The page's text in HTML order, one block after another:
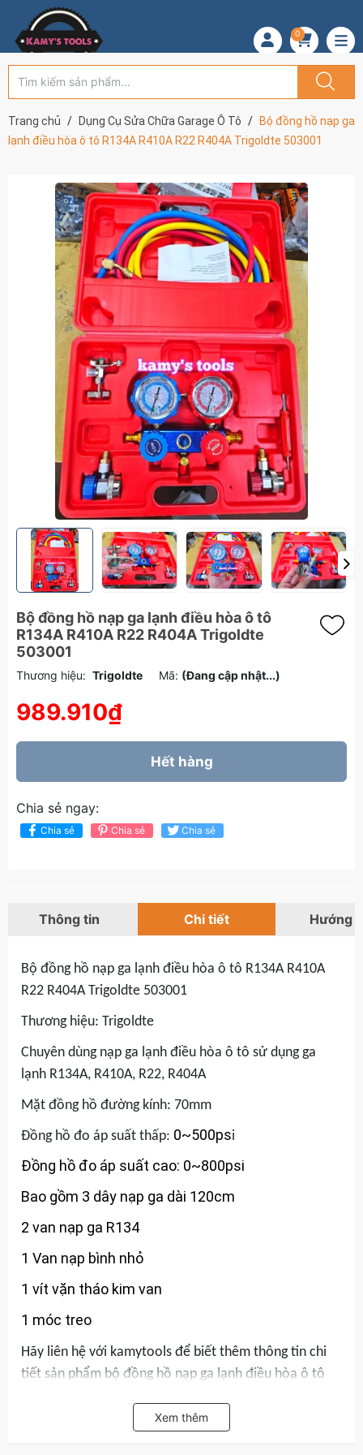
0
Trang chủ Dụng Cụ Sửa Chữa Garage Ô Tô
Bộ đồng hồ nạp ga
lạnh điều hòa ô tô R134A R410A R22 R404A Trigoldte 503001
Bộ đồng hồ nạp ga lạnh điều hòa ô tô
R134A R410A R22 R404A Trigoldte
503001
Thương hiệu: Trigoldte Mã: (Đang cập nhật...)
989.910₫
Hết hàng
Chia sẻ ngay:
Chia sẻ Chia sẻ Chia sẻ
Thông tin Chi tiết Hướng
Bộ đồng hồ nạp ga lạnh điều hòa ô tô R134A R410A
R22 R404A Trigoldte 503001
Thương hiệu: Trigoldte
Chuyên dùng nạp ga lạnh điều hòa ô tô sử dụng ga
lạnh R134A, R410A, R22, R404A
Mặt đồng hồ đường kính: 70mm
Đồng hồ đo áp suất thấp: 0~500psi
Đồng hồ đo áp suất cao: 0~800psi
Bao gồm 3 dây nạp ga dài 120cm
2 van nạp ga R134
1 Van nạp bình nhỏ
1 vít vặn tháo kim van
1 móc treo
Hãy liên hệ với kamytools để biết thêm thông tin chi
tiết sản phẩm bộ đồng hồ nạp ga lạnh điều hòa ô tô
Xem thêm